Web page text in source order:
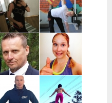
| Helsinki
Heikkinen |
Itä-Suomi
Marja-Liisa
Ylipahkala |
Oulu,
Kempele,
Haukipudas
Mikael
Pihlajamaa |
Turun alue
Ilkka Marttila
| Syöte
Ida Huttunen
| Koko Suomi